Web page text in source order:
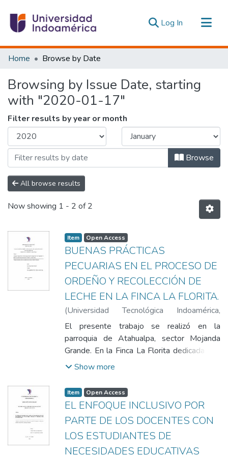
Log In (current)
Communities & Collections
Estadísticas Externas
Home Browse by Date
Browsing by Issue Date, starting
with "2020-01-17"
Filter results by year or month
Browse
All browse results
Now showing 1 - 2 of 2
Item Open Access
BUENAS PRÁCTICAS
PECUARIAS EN EL PROCESO DE
ORDEÑO Y RECOLECCIÓN DE
LECHE EN LA FINCA LA FLORITA.
(Universidad Tecnológica Indoamérica,
2020-01-17
Cadena Carriel, Josue David;
Villacis Guerrero, Jacqueline del Pilar
El presente trabajo se realizó en la
parroquia de Atahualpa, sector Mojanda
Grande. En la Finca La Florita dedicada a la
producción de leche cruda, actualmente
en las cuales el ganado lechero es
alimentado, cuenta con 14 vacas netamente
lecheras que dan una producción de 400
litros, los cuales son entregados a la
empresa Nestlé por un valor
correspondiente de 54 centavos de dólar.
Show more
Item Open Access
EL ENFOQUE INCLUSIVO POR
PARTE DE LOS DOCENTES CON
LOS ESTUDIANTES DE
NECESIDADES EDUCATIVAS